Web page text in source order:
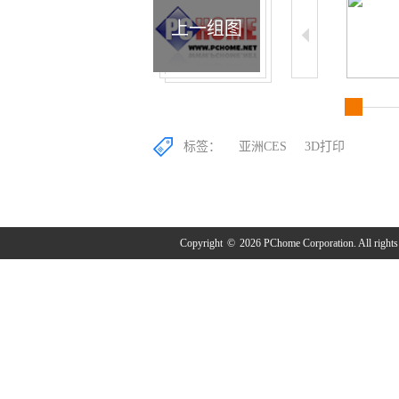
上一组图
标签： 亚洲CES 3D打印
Copyright © 2026 PChome Corporation. All rights